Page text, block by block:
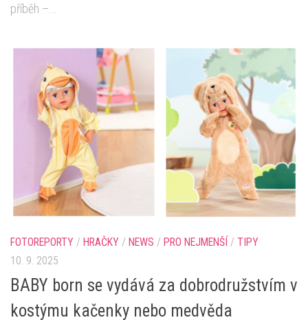
příběh –...
FOTOREPORTY / HRAČKY / NEWS / PRO NEJMENŠÍ / TIPY
10. 9. 2025
BABY born se vydává za dobrodružstvím v
kostýmu kačenky nebo medvěda